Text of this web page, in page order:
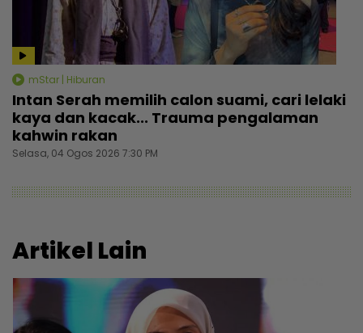
mStar | Hiburan
Intan Serah memilih calon suami, cari lelaki
kaya dan kacak... Trauma pengalaman
kahwin rakan
Selasa, 04 Ogos 2026 7:30 PM
Artikel Lain